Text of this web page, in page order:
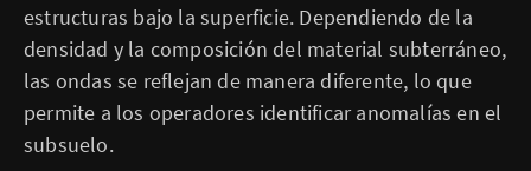
estructuras bajo la superficie. Dependiendo de la
densidad y la composición del material subterráneo,
las ondas se reflejan de manera diferente, lo que
permite a los operadores identificar anomalías en el
subsuelo.